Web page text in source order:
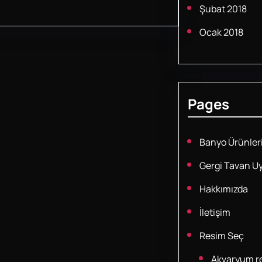
Şubat 2018
Ocak 2018
Pages
Banyo Ürünleri
Gergi Tavan
Hakkımızda
İletişim
Resim Seç
Akvaryum